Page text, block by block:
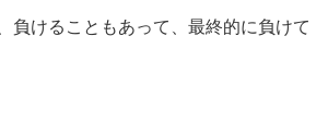
負けることもあって、最終的に負けて